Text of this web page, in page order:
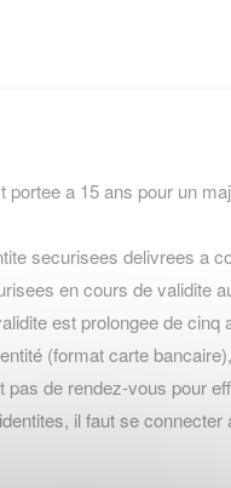
a 15 ans pour un
securisees delivrees a
en cours de validite
est prolongee de cinq
(format carte
de rendez-vous pour
il faut se connecter